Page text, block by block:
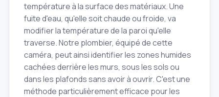
température à la surface des matériaux. Une
fuite d'eau, qu'elle soit chaude ou froide, va
modifier la température de la paroi qu'elle
traverse. Notre plombier, équipé de cette
caméra, peut ainsi identifier les zones humides
cachées derrière les murs, sous les sols ou
dans les plafonds sans avoir à ouvrir. C'est une
méthode particulièrement efficace pour les